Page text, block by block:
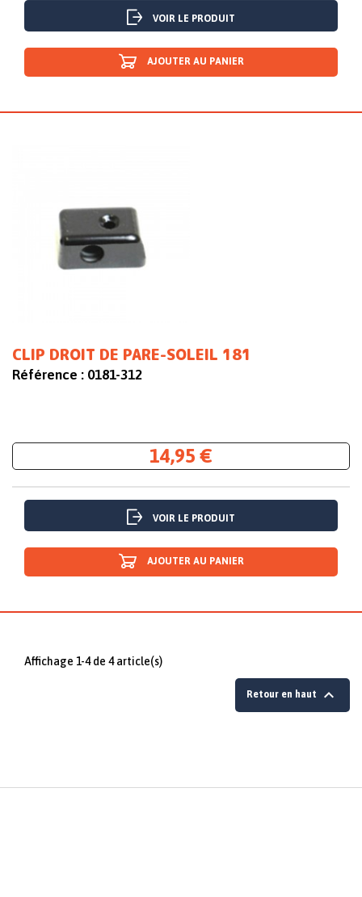
VOIR LE PRODUIT
AJOUTER AU PANIER
CLIP DROIT DE PARE-SOLEIL 181
Référence : 0181-312
14,95 €
VOIR LE PRODUIT
AJOUTER AU PANIER
Affichage 1-4 de 4 article(s)
Retour en haut 